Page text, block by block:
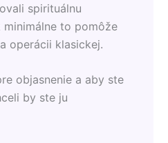
spirituálnu
to pomôže
operácii klasickej.
objasnenie a aby ste
by ste ju